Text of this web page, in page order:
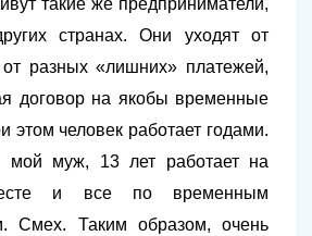
такие же предприниматели,
странах. Они уходят от
разных «лишних» платежей,
договор на якобы временные
этом человек работает годами.
мой муж, 13 лет работает на
и все по временным
Смех. Таким образом, очень